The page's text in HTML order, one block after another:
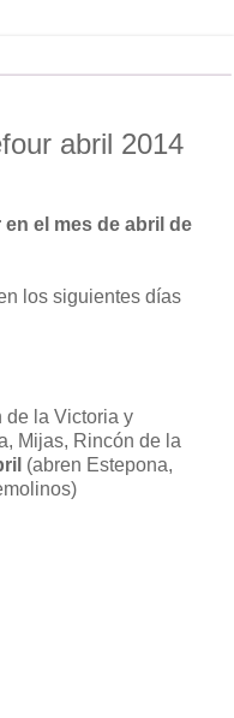
abril 2014
el mes de abril de
los siguientes días
de la Victoria y
Mijas, Rincón de la
(abren Estepona,